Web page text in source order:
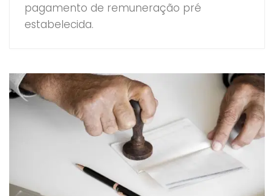
pagamento de remuneração pré
estabelecida.